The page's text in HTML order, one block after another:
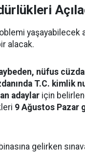
yaşayabilecek
alacak.
nüfus
T.C. kimlik
adaylar için
9 Ağustos Pazar
gelirken